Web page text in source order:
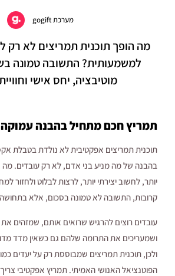
מערכת gogift
מה הופך תוכנית תמריצים לא רק
למשמעותית? התשובה טמונה
מוטיבציה, יחס אישי
תמריץ חכם מתחיל בהבנה
תוכנית תמריצים אפקטיבית לא נולדת בטבלת
בהבנה של מה מניע בני אדם, לא רק עובדים.
יותר, לחשוב יצירתי יותר, לרצות לבלוט ולחזור
קרובות, התשובה לא טמונה בסכום, אלא
עובדים רוצים להרגיש שרואים אותם, שמזהים
ושמעריכים את התרומה שלהם גם כשאין מדד
ולכן, תוכנית תמריצים שמבוססת רק על יעדים
הפוטנציאל האנושי האמיתי. תמריץ אפקטיבי